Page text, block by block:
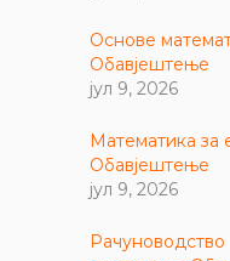
Основе
Обавјештење
јул 9, 2026
Математика за
Обавјештење
јул 9, 2026
Рачуноводство